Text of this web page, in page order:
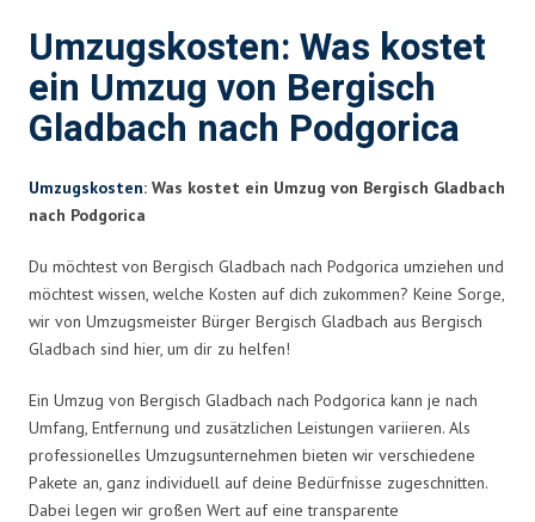
Umzugskosten: Was kostet
ein Umzug von Bergisch
Gladbach nach Podgorica
Umzugskosten: Was kostet ein Umzug von Bergisch Gladbach
nach Podgorica
Du möchtest von Bergisch Gladbach nach Podgorica umziehen und
möchtest wissen, welche Kosten auf dich zukommen? Keine Sorge,
wir von Umzugsmeister Bürger Bergisch Gladbach aus Bergisch
Gladbach sind hier, um dir zu helfen!
Ein Umzug von Bergisch Gladbach nach Podgorica kann je nach
Umfang, Entfernung und zusätzlichen Leistungen variieren. Als
professionelles Umzugsunternehmen bieten wir verschiedene
Pakete an, ganz individuell auf deine Bedürfnisse zugeschnitten.
Dabei legen wir großen Wert auf eine transparente